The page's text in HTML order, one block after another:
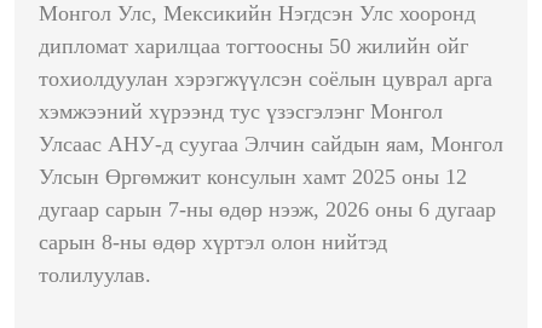
Монгол Улс, Мексикийн Нэгдсэн Улс хооронд
дипломат харилцаа тогтоосны 50 жилийн ойг
тохиолдуулан хэрэгжүүлсэн соёлын цуврал арга
хэмжээний хүрээнд тус үзэсгэлэнг Монгол
Улсаас АНУ-д суугаа Элчин сайдын яам, Монгол
Улсын Өргөмжит консулын хамт 2025 оны 12
дугаар сарын 7-ны өдөр нээж, 2026 оны 6 дугаар
сарын 8-ны өдөр хүртэл олон нийтэд
толилуулав.